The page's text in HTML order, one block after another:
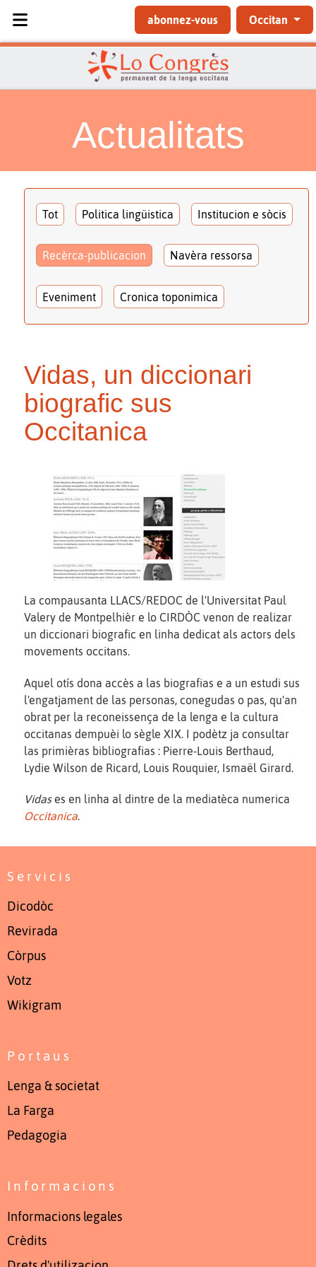
abonnez-vous Occitan
Actualitats
Tot Politica lingüistica Institucion e sòcis
Recèrca-publicacion Navèra ressorsa
Eveniment Cronica toponimica
Vidas, un diccionari
biografic sus
Occitanica
La compausanta LLACS/REDOC de l'Universitat Paul
Valery de Montpelhièr e lo CIRDÒC venon de realizar
un diccionari biografic en linha dedicat als actors dels
movements occitans.
Aquel otís dona accès a las biografias e a un estudi sus
l'engatjament de las personas, conegudas o pas, qu'an
obrat per la reconeissença de la lenga e la cultura
occitanas dempuèi lo sègle XIX. I podètz ja consultar
las primièras bibliografias : Pierre-Louis Berthaud,
Lydie Wilson de Ricard, Louis Rouquier, Ismaël Girard.
Vidases en linha al dintre de la mediatèca numerica
Occitanica.
Servicis
Dicodòc
Revirada
Còrpus
Votz
Wikigram
Portaus
Lenga & societat
La Farga
Pedagogia
Informacions
Informacions legales
Crèdits